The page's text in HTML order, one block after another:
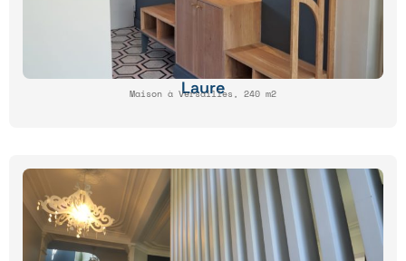
Laure
Maison à Versailles, 240 m2